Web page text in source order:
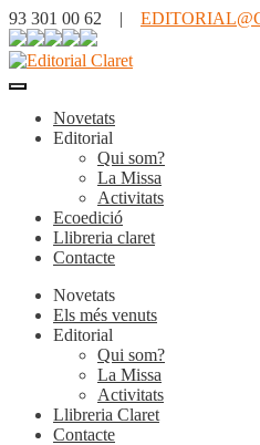
93 301 00 62 |
Novetats
Editorial
Qui som?
La Missa
Activitats
Ecoedició
Llibreria claret
Contacte
Novetats
Els més venuts
Editorial
Qui som?
La Missa
Activitats
Llibreria Claret
Contacte